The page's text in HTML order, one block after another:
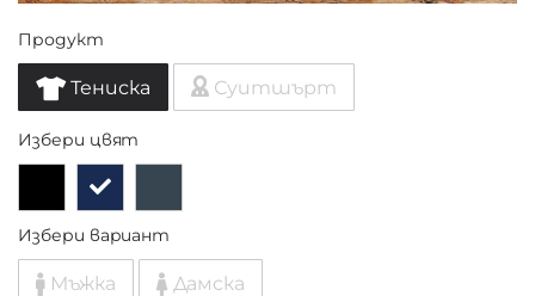
Продукт
Тениска Суитшърт
Избери цвят
Избери вариант
Мъжка Дамска